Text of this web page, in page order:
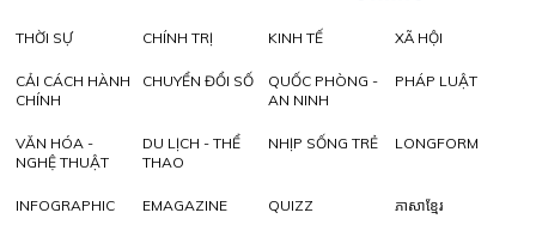
THỜI SỰ CHÍNH TRỊ KINH TẾ XÃ HỘI
CẢI CÁCH HÀNH
CHÍNH
CHUYỂN ĐỔI SỐ
QUỐC PHÒNG -
AN NINH
PHÁP LUẬT
VĂN HÓA -
NGHỆ THUẬT
DU LỊCH - THỂ
THAO
NHỊP SỐNG TRẺ LONGFORM
INFOGRAPHIC EMAGAZINE QUIZZ ភាសាខ្មែរ